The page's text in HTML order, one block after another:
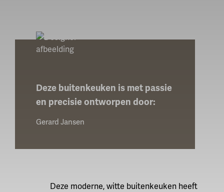
Deze moderne, witte buitenkeuken heeft
Deze buitenkeuken is met passie
en precisie ontworpen door:
Gerard Jansen